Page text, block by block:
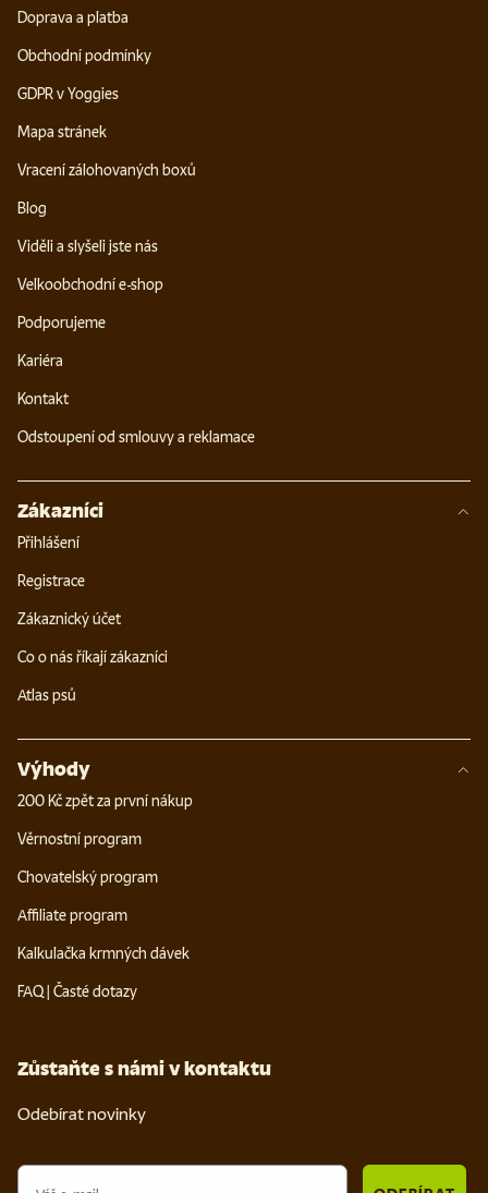
Doprava a platba
Obchodní podmínky
GDPR v Yoggies
Mapa stránek
Vracení zálohovaných boxů
Blog
Viděli a slyšeli jste nás
Velkoobchodní e-shop
Podporujeme
Kariéra
Kontakt
Odstoupení od smlouvy a reklamace
Zákazníci
Přihlášení
Registrace
Zákaznický účet
Co o nás říkají zákazníci
Atlas psů
Výhody
200 Kč zpět za první nákup
Věrnostní program
Chovatelský program
Affiliate program
Kalkulačka krmných dávek
FAQ | Časté dotazy
Zůstaňte s námi v kontaktu
Odebírat novinky
Email